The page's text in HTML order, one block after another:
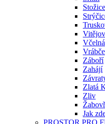
Stožice
Včelná
Vrábče
Záboří
Zahájí
Zlatá
Zliv
Jak
PROSTOR PRO